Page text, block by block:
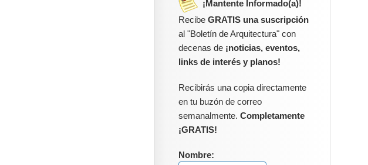
¡Mantente Informado(a)!
Recibe GRATIS una suscripción
al "Boletín de Arquitectura" con
decenas de ¡noticias, eventos,
links de interés y planos!
Recibirás una copia directamente
en tu buzón de correo
semanalmente. Completamente
¡GRATIS!
Nombre: